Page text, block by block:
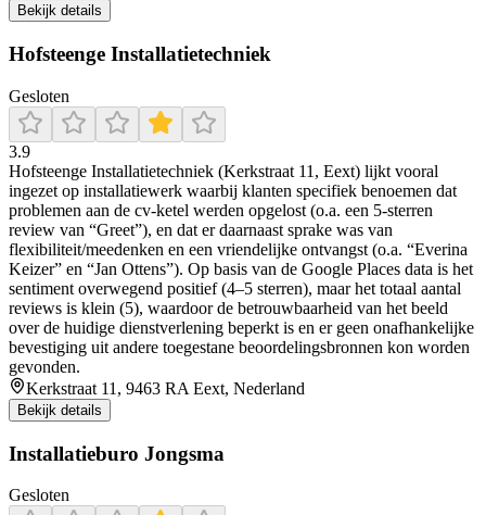
Bekijk details
Hofsteenge Installatietechniek
Gesloten
3.9
Hofsteenge Installatietechniek (Kerkstraat 11, Eext) lijkt vooral
ingezet op installatiewerk waarbij klanten specifiek benoemen dat
problemen aan de cv-ketel werden opgelost (o.a. een 5-sterren
review van “Greet”), en dat er daarnaast sprake was van
flexibiliteit/meedenken en een vriendelijke ontvangst (o.a. “Everina
Keizer” en “Jan Ottens”). Op basis van de Google Places data is het
sentiment overwegend positief (4–5 sterren), maar het totaal aantal
reviews is klein (5), waardoor de betrouwbaarheid van het beeld
over de huidige dienstverlening beperkt is en er geen onafhankelijke
bevestiging uit andere toegestane beoordelingsbronnen kon worden
gevonden.
Kerkstraat 11, 9463 RA Eext, Nederland
Bekijk details
Installatieburo Jongsma
Gesloten